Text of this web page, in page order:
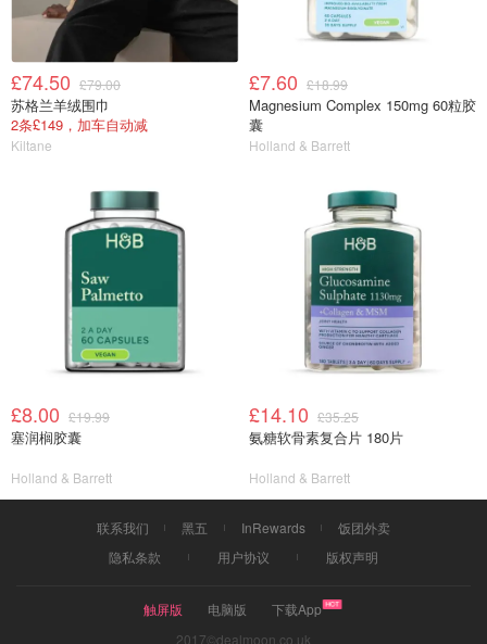
£74.50 £79.00
苏格兰羊绒围巾
2条£149，加车自动减
Kiltane
£7.60 £18.99
Magnesium Complex 150mg 60粒胶
囊
Holland & Barrett
£8.00 £19.99
塞润榈胶囊
Holland & Barrett
£14.10 £35.25
氨糖软骨素复合片 180片
Holland & Barrett
联系我们 黑五 InRewards
饭团外卖
隐私条款
用户协议 版权声明
触屏版 电脑版
下载App
2017©dealmoon.co.uk